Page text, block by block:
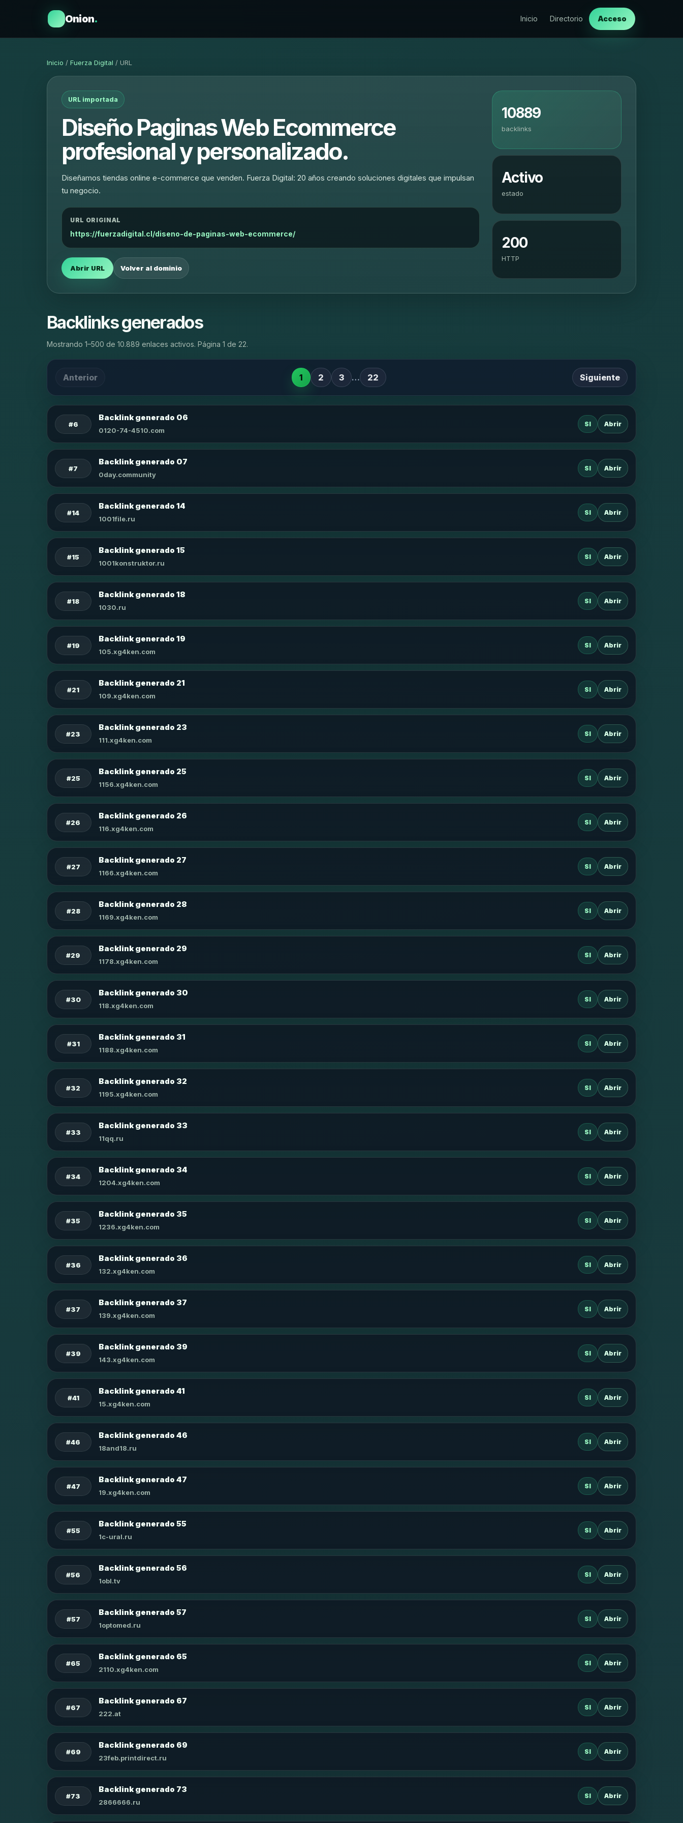
Onion. Inicio Directorio Acceso
Inicio / Fuerza Digital / URL
URL importada
Diseño Paginas Web Ecommerce
profesional y personalizado.
Diseñamos tiendas online e-commerce que venden. Fuerza Digital: 20 años creando soluciones digitales que impulsan
tu negocio.
URL ORIGINAL
https://fuerzadigital.cl/diseno-de-paginas-web-ecommerce/
Abrir URL Volver al dominio
10889
backlinks
Activo
estado
200
HTTP
Backlinks generados
Mostrando 1–500 de 10.889 enlaces activos. Página 1 de 22.
Anterior 1 2 3 … 22 Siguiente
#6
Backlink generado 06
0120-74-4510.com
SI Abrir
#7
Backlink generado 07
0day.community
SI Abrir
#14
Backlink generado 14
1001file.ru
SI Abrir
#15
Backlink generado 15
1001konstruktor.ru
SI Abrir
#18
Backlink generado 18
1030.ru
SI Abrir
#19
Backlink generado 19
105.xg4ken.com
SI Abrir
#21
Backlink generado 21
109.xg4ken.com
SI Abrir
#23
Backlink generado 23
111.xg4ken.com
SI Abrir
#25
Backlink generado 25
1156.xg4ken.com
SI Abrir
#26
Backlink generado 26
116.xg4ken.com
SI Abrir
#27
Backlink generado 27
1166.xg4ken.com
SI Abrir
#28
Backlink generado 28
1169.xg4ken.com
SI Abrir
#29
Backlink generado 29
1178.xg4ken.com
SI Abrir
#30
Backlink generado 30
118.xg4ken.com
SI Abrir
#31
Backlink generado 31
1188.xg4ken.com
SI Abrir
#32
Backlink generado 32
1195.xg4ken.com
SI Abrir
#33
Backlink generado 33
11qq.ru
SI Abrir
#34
Backlink generado 34
1204.xg4ken.com
SI Abrir
#35
Backlink generado 35
1236.xg4ken.com
SI Abrir
#36
Backlink generado 36
132.xg4ken.com
SI Abrir
#37
Backlink generado 37
139.xg4ken.com
SI Abrir
#39
Backlink generado 39
143.xg4ken.com
SI Abrir
#41
Backlink generado 41
15.xg4ken.com
SI Abrir
#46
Backlink generado 46
18and18.ru
SI Abrir
#47
Backlink generado 47
19.xg4ken.com
SI Abrir
#55
Backlink generado 55
1c-ural.ru
SI Abrir
#56
Backlink generado 56
1obl.tv
SI Abrir
#57
Backlink generado 57
1optomed.ru
SI Abrir
#65
Backlink generado 65
2110.xg4ken.com
SI Abrir
#67
Backlink generado 67
222.at
SI Abrir
#69
Backlink generado 69
23feb.printdirect.ru
SI Abrir
#73
Backlink generado 73
2866666.ru
SI Abrir